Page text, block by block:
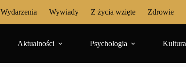
Wydarzenia Wywiady Z życia wzięte Zdrowie
Aktualności Psychologia Kultura